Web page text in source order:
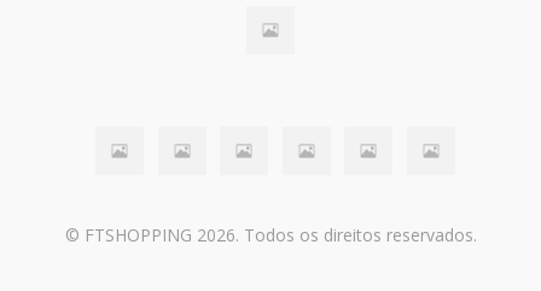
© FTSHOPPING 2026. Todos os direitos reservados.